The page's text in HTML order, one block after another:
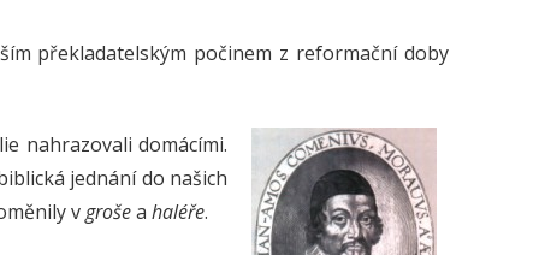
překladatelským počinem z reformační doby
nahrazovali domácími.
jednání do našich
vgrošea haléře.